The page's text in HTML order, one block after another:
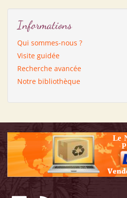
Informations
Qui sommes-nous ?
Visite guidée
Recherche avancée
Notre bibliothèque